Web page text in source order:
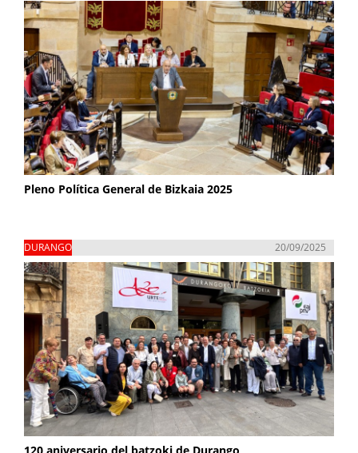
Pleno Política General de Bizkaia 2025
DURANGO 20/09/2025